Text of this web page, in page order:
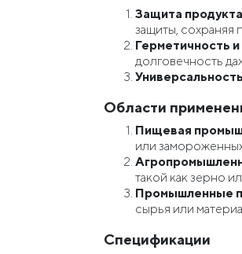
Защита продукта
защиты, сохраняя
Герметичность
долговечность
Универсальность
Области
Пищевая
или
такой как зерно
Промышленные
сырья или
Спецификации